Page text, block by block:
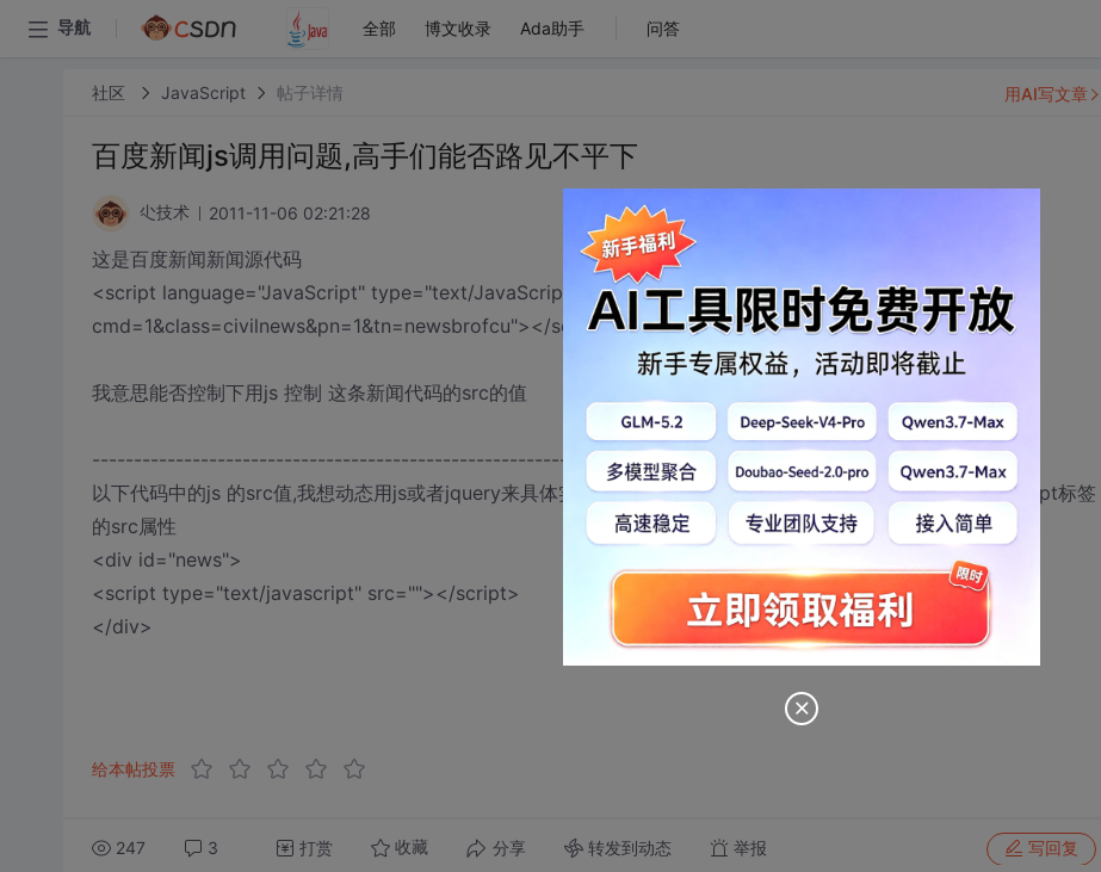
导航 全部 博文收录 Ada助手 问答
社区 JavaScript 帖子详情
百度新闻js调用问题,高手们能否路见不平下
尐技术 2011-11-06 02:21:28
这是百度新闻新闻源代码
<script language="JavaScript" type="text/JavaScript" src="http://news.baidu.com/n?
cmd=1&class=civilnews&pn=1&tn=newsbrofcu"></script>
我意思能否控制下用js 控制 这条新闻代码的src的值
----------------------------------------------------------------------------------------------------
以下代码中的js 的src值,我想动态用js或者jquery来具体实现,就是首先找到id为news下的script标签,然后赋值script标签
的src属性
<div id="news">
<script type="text/javascript" src=""></script>
</div>
给本帖投票
247 3 打赏 收藏 分享 转发到动态 举报 写回复
用AI写文章